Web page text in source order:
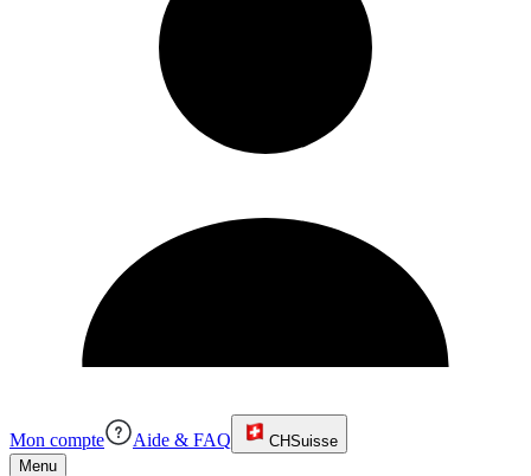
Mon compte Aide & FAQ CHSuisse
Menu